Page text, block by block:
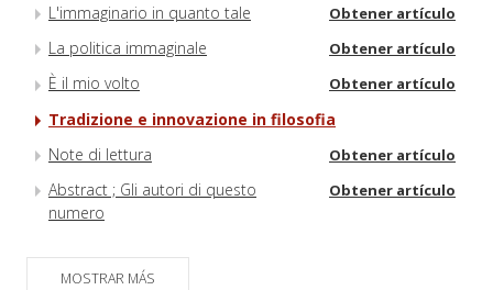
L'immaginario in quanto tale Obtener artículo
La politica immaginale Obtener artículo
È il mio volto Obtener artículo
Tradizione e innovazione in filosofia
Note di lettura
Obtener artículo
Abstract ; Gli autori di questo
numero
Obtener artículo
MOSTRAR MÁS